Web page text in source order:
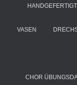
VASEN
CHOR